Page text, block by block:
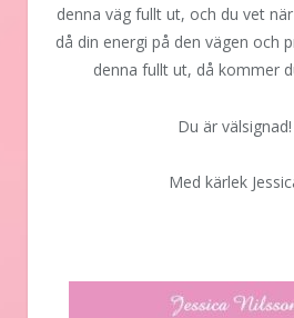
denna väg fullt ut, och du vet
då din energi på den vägen och
denna fullt ut, då kommer
Du är välsignad!
Med kärlek